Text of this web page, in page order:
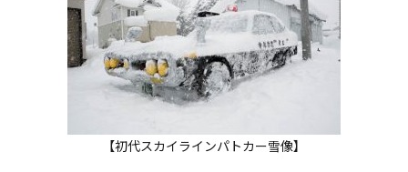
【初代スカイラインパトカー雪像】